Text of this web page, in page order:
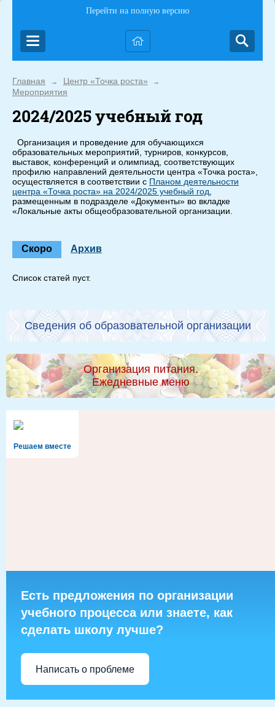
Перейти на полную версию
Главная → Центр «Точка роста» →
Мероприятия
2024/2025 учебный год
Организация и проведение для обучающихся
образовательных мероприятий, турниров, конкурсов,
выставок, конференций и олимпиад, соответствующих
профилю направлений деятельности центра «Точка роста»,
осуществляется в соответствии с Планом деятельности
центра «Точка роста» на 2024/2025 учебный год,
размещенным в подразделе «Документы» во вкладке
«Локальные акты общеобразовательной организации.
Скоро Архив
Список статей пуст.
Сведения об образовательной организации
Организация питания.
Ежедневные меню
Решаем вместе
Есть предложения по организации
учебного процесса или знаете, как
сделать школу лучше?
Написать о проблеме